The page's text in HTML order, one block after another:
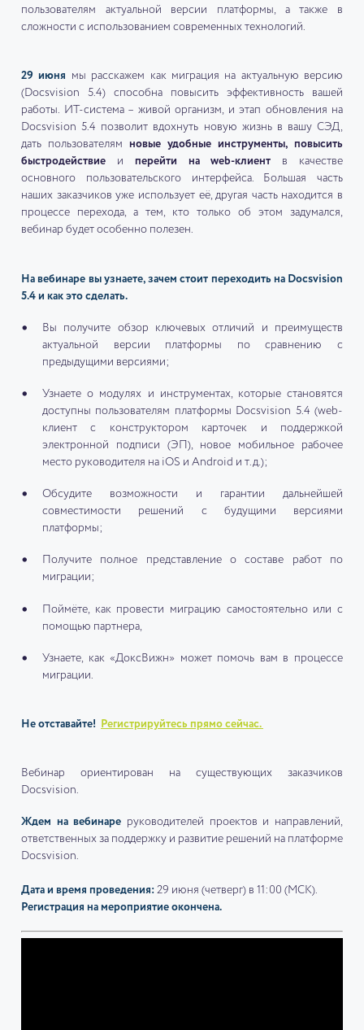
пользователям актуальной версии платформы, а также в
сложности с использованием современных технологий.
29 июня мы расскажем как миграция на актуальную версию
(Docsvision 5.4) способна повысить эффективность вашей
работы. ИТ-система – живой организм, и этап обновления на
Docsvision 5.4 позволит вдохнуть новую жизнь в вашу СЭД,
дать пользователям новые удобные инструменты, повысить
быстродействие и перейти на web-клиент в качестве
основного пользовательского интерфейса. Большая часть
наших заказчиков уже использует её, другая часть находится в
процессе перехода, а тем, кто только об этом задумался,
вебинар будет особенно полезен.
На вебинаре вы узнаете, зачем стоит переходить на Docsvision
5.4 и как это сделать.
Вы получите обзор ключевых отличий и преимуществ
актуальной версии платформы по сравнению с
предыдущими версиями;
Узнаете о модулях и инструментах, которые становятся
доступны пользователям платформы Docsvision 5.4 (web-
клиент с конструктором карточек и поддержкой
электронной подписи (ЭП), новое мобильное рабочее
место руководителя на iOS и Android и т.д.);
Обсудите возможности и гарантии дальнейшей
совместимости решений с будущими версиями
платформы;
Получите полное представление о составе работ по
миграции;
Поймёте, как провести миграцию самостоятельно или с
помощью партнера,
Узнаете, как «ДоксВижн» может помочь вам в процессе
миграции.
Не отставайте! Регистрируйтесь прямо сейчас.
Вебинар ориентирован на существующих заказчиков
Docsvision.
Ждем на вебинаре руководителей проектов и направлений,
ответственных за поддержку и развитие решений на платформе
Docsvision.
Дата и время проведения: 29 июня (четверг) в 11:00 (МСК).
Регистрация на мероприятие окончена.